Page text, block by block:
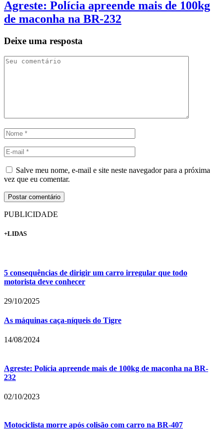
Agreste: Polícia apreende mais de 100kg
de maconha na BR-232
Deixe uma resposta
Salve meu nome, e-mail e site neste navegador para a próxima
vez que eu comentar.
PUBLICIDADE
+LIDAS
5 consequências de dirigir um carro irregular que todo
motorista deve conhecer
29/10/2025
As máquinas caça-níqueis do Tigre
14/08/2024
Agreste: Polícia apreende mais de 100kg de maconha na BR-
232
02/10/2023
Motociclista morre após colisão com carro na BR-407